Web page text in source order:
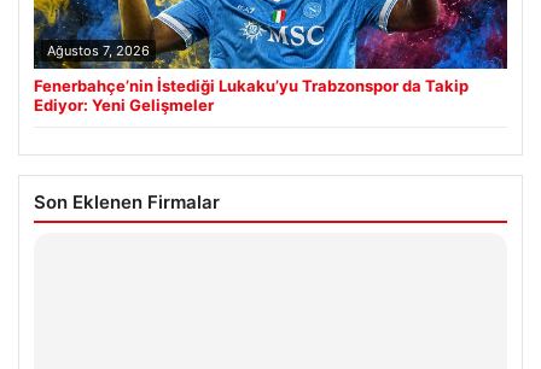
Ağustos 7, 2026
Fenerbahçe’nin İstediği Lukaku’yu Trabzonspor da Takip
Ediyor: Yeni Gelişmeler
Son Eklenen Firmalar